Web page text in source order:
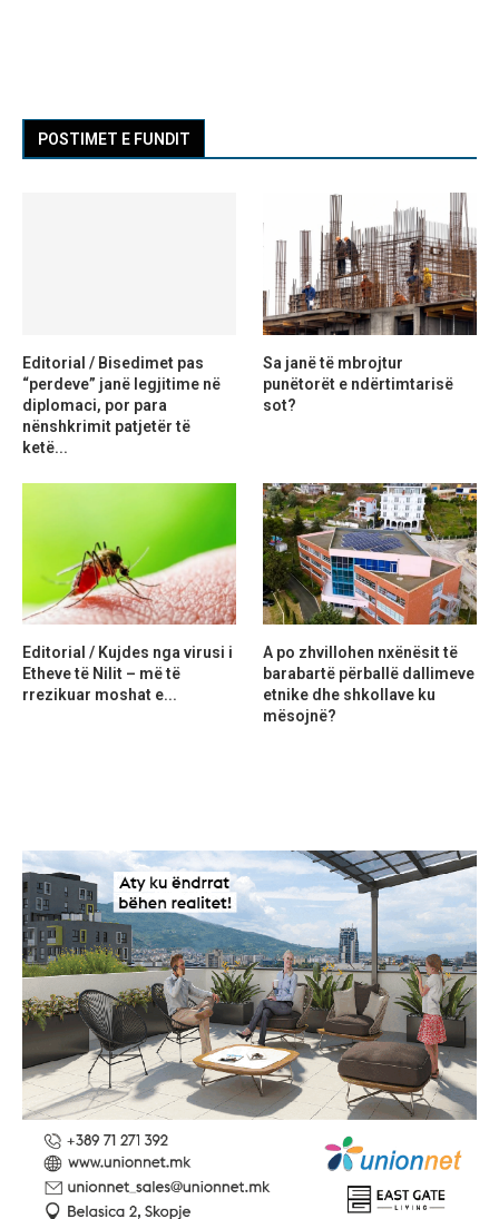
POSTIMET E FUNDIT
Editorial / Bisedimet pas
“perdeve” janë legjitime në
diplomaci, por para
nënshkrimit patjetër të
ketë...
Sa janë të mbrojtur
punëtorët e ndërtimtarisë
sot?
Editorial / Kujdes nga virusi i
Etheve të Nilit – më të
rrezikuar moshat e...
A po zhvillohen nxënësit të
barabartë përballë dallimeve
etnike dhe shkollave ku
mësojnë?